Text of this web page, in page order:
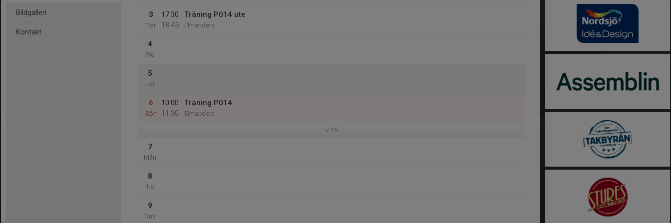
Bildgalleri
Kontakt
3
Tor
17:30
18:45
Träning P014 ute
Elmanders
4
Fre
5
Lör
6
Sön
10:00
11:30
Träning P014
Elmanders
v.15
7
Mån
8
Tis
9
Ons